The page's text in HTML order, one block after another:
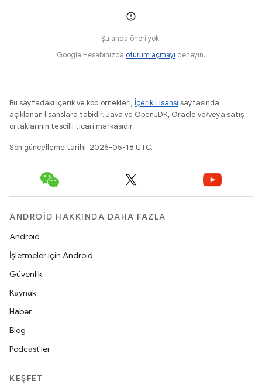
Şu anda öneri yok.
Google Hesabınızda oturum açmayı deneyin.
Bu sayfadaki içerik ve kod örnekleri, İçerik Lisansı sayfasında
açıklanan lisanslara tabidir. Java ve OpenJDK, Oracle ve/veya satış
ortaklarının tescilli ticari markasıdır.
Son güncelleme tarihi: 2026-05-18 UTC.
ANDROID HAKKINDA DAHA FAZLA
Android
İşletmeler için Android
Güvenlik
Kaynak
Haber
Blog
Podcast'ler
KEŞFET